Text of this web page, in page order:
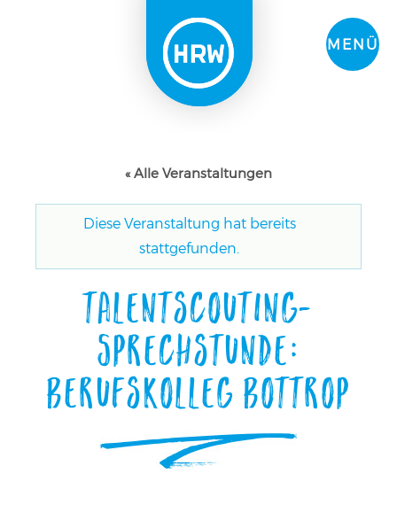
MENÜ
« Alle Veranstaltungen
Diese Veranstaltung hat bereits
stattgefunden.
Talentscouting-
Sprechstunde:
Berufskolleg Bottrop